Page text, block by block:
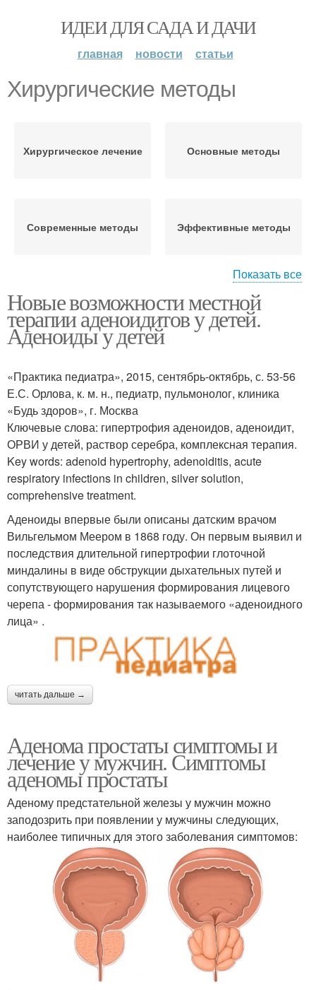
ИДЕИ ДЛЯ САДА И ДАЧИ
главная новости статьи
Хирургические методы
Хирургическое лечение Основные методы
Современные методы Эффективные методы
методы
Новационные методы
Показать все
Новые возможности местной
терапии аденоидитов у детей.
Аденоиды у детей
«Практика педиатра», 2015, сентябрь-октябрь, с. 53-56
Е.С. Орлова, к. м. н., педиатр, пульмонолог, клиника
«Будь здоров», г. Москва
Ключевые слова: гипертрофия аденоидов, аденоидит,
ОРВИ у детей, раствор серебра, комплексная терапия.
Key words: adenoid hypertrophy, adenoiditis, acute
respiratory infections in children, silver solution,
comprehensive treatment.
Аденоиды впервые были описаны датским врачом
Вильгельмом Меером в 1868 году. Он первым выявил и
последствия длительной гипертрофии глоточной
миндалины в виде обструкции дыхательных путей и
сопутствующего нарушения формирования лицевого
черепа - формирования так называемого «аденоидного
лица» .
читать дальше →
Аденома простаты симптомы и
лечение у мужчин. Симптомы
аденомы простаты
Аденому предстательной железы у мужчин можно
заподозрить при появлении у мужчины следующих,
наиболее типичных для этого заболевания симптомов: